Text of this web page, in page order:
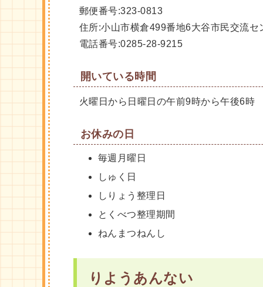
郵便番号:323-0813
住所:小山市横倉499番地6大谷市民交流セ
電話番号:0285-28-9215
開いている時間
火曜日から日曜日の午前9時から午後6時
お休みの日
毎週月曜日
しゅく日
しりょう整理日
とくべつ整理期間
ねんまつねんし
りようあんない